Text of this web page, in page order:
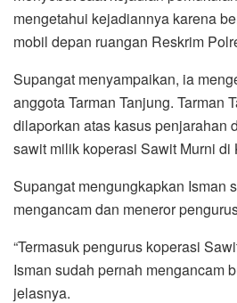
mengetahui kejadiannya karena
mobil depan ruangan Reskrim
Supangat menyampaikan, ia
anggota Tarman Tanjung. Tarman
dilaporkan atas kasus penjarahan
sawit milik koperasi Sawit Murni di
Supangat mengungkapkan Isman
mengancam dan meneror
“Termasuk pengurus koperasi
Isman sudah pernah mengancam
jelasnya.